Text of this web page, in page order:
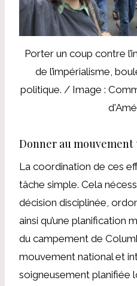
Porter un coup contre
de l’impérialisme,
politique. / Image :
Donner au
La coordination de ces
tâche simple. Cela
décision disciplinée,
ainsi qu’une planification
du campement de
mouvement national et
soigneusement planifiée